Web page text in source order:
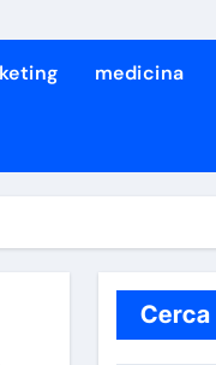
medicina
Cerca